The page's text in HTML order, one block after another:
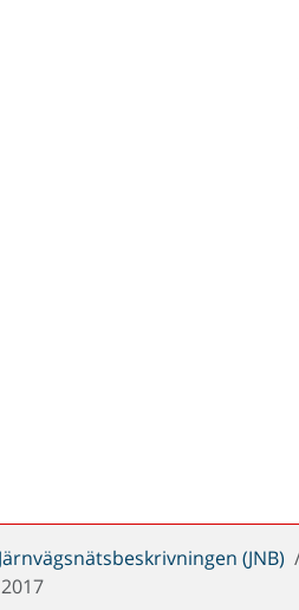
Järnvägsnätsbeskrivningen (JNB)